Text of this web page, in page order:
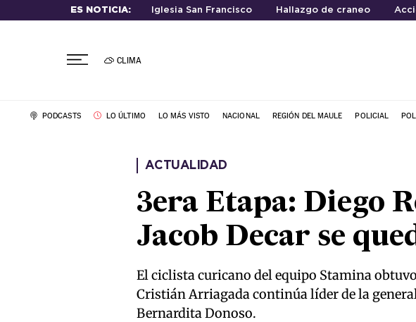
ES NOTICIA: Iglesia San Francisco Hallazgo de craneo
CLIMA
PODCASTS LO ÚLTIMO LO MÁS VISTO NACIONAL REGIÓN DEL MAULE POLICIAL
ACTUALIDAD
3era Etapa: Diego
Jacob Decar se
El ciclista curicano del equipo Stamina
Cristián Arriagada continúa líder de la
Bernardita Donoso.